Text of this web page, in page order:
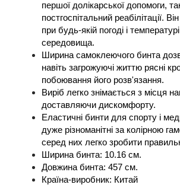
першої долікарської допомоги,
постгоспітальний реабілітації.
при будь-якій погоді і
середовища.
Ширина самоклеючого бинта
навіть загрожуючі життю рясні
побоювання його розв'язання.
Виріб легко знімається з місця
доставляючи дискомфорту.
Еластичні бинти для спорту і
дуже різноманітні за колірною
серед них легко зробити
Ширина бинта: 10.16 см.
Довжина бинта: 457 см.
Країна-виробник: Китай